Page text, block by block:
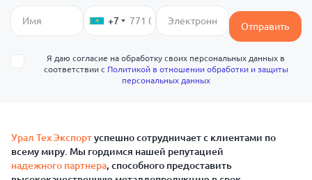
+7 Отправить
Я даю согласие на обработку своих персональных данных в
соответствии с Политикой в отношении обработки и защиты
персональных данных
Урал Тех Экспортуспешно сотрудничает с клиентами по
всему миру. Мы гордимся нашей репутацией
надежного партнера, способного предоставить